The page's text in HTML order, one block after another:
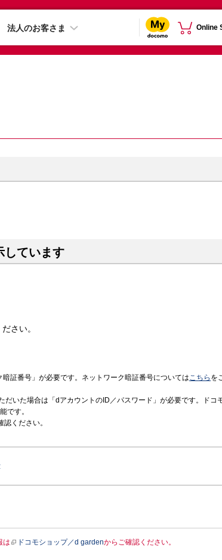
法人のお客さま Online
しています
さい。
証番号」が必要です。ネットワーク暗証番号についてはこちら を
いた場合は「dアカウントのID／パスワード」が必要です。ドコ
です。
認ください。
は ドコモショップ／d gardenからご確認ください。